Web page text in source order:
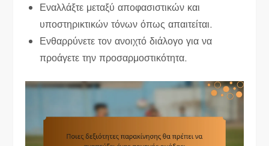
Εναλλάξτε μεταξύ αποφασιστικών και
υποστηρικτικών τόνων όπως απαιτείται.
Ενθαρρύνετε τον ανοιχτό διάλογο για να
προάγετε την προσαρμοστικότητα.